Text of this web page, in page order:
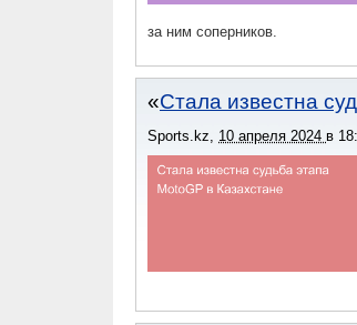
за ним соперников.
Стала известна
Sports.kz, 10 апреля 2024 в